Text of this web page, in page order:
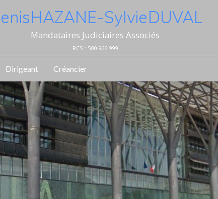
HAZANE - Sylvie DUVAL
Mandataires Judiciaires Associés
RCS : 500.966.999
Dirigeant Créancier